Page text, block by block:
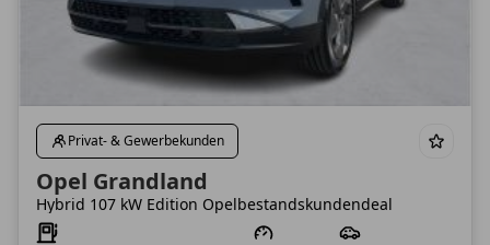
Privat- & Gewerbekunden
Opel Grandland
Hybrid 107 kW Edition Opelbestandskundendeal